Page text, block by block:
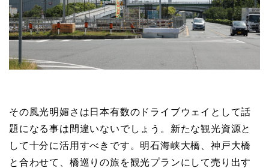
その風光明媚さは日本有数のドライブウェイとして話
題になる事は間違いないでしょう。新たな観光資源と
して十分に活用すべきです。明石海峡大橋、神戸大橋
と合わせて、橋巡りの旅を観光プランにして売り出す